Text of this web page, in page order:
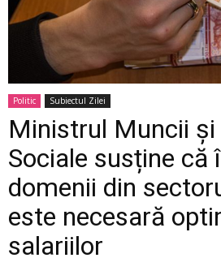
Politic Subiectul Zilei
Ministrul Muncii și
Sociale susține că
domenii din
este necesară
salariilor